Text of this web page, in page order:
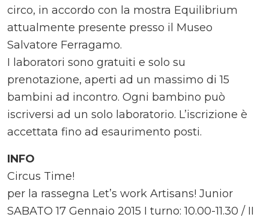
circo, in accordo con la mostra Equilibrium
attualmente presente presso il Museo
Salvatore Ferragamo.
I laboratori sono gratuiti e solo su
prenotazione, aperti ad un massimo di 15
bambini ad incontro. Ogni bambino può
iscriversi ad un solo laboratorio. L’iscrizione è
accettata fino ad esaurimento posti.
INFO
Circus Time!
per la rassegna Let’s work Artisans! Junior
SABATO 17 Gennaio 2015 I turno: 10.00-11.30 / II